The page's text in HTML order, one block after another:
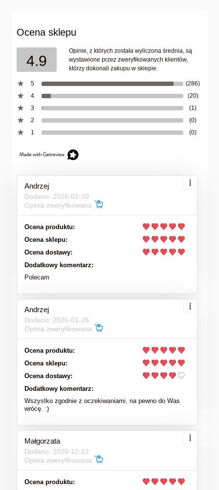
Ocena sklepu
4.9
Opinie, z których została wyliczona średnia, są
wystawione przez zweryfikowanych klientów,
którzy dokonali zakupu w sklepie.
5
(286)
4
(20)
3
(1)
2
(0)
1
(0)
Andrzej
Dodano: 2026-02-20
Opinia zweryfikowana
Ocena produktu:
Ocena sklepu:
Ocena dostawy:
Dodatkowy komentarz:
Polecam
Andrzej
Dodano: 2026-01-26
Opinia zweryfikowana
Ocena produktu:
Ocena sklepu:
Ocena dostawy:
Dodatkowy komentarz:
Wszystko zgodnie z oczekiwaniami, na pewno do Was
wrócę. :)
Małgorzata
Dodano: 2025-12-22
Opinia zweryfikowana
Ocena produktu: